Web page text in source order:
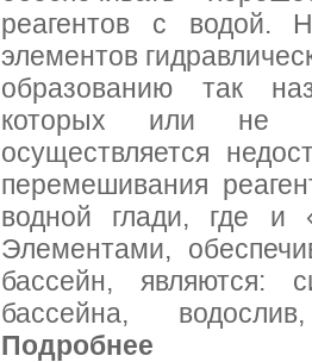
реагентов с водой.
элементов
образованию так
которых или не
осуществляется
перемешивания
водной глади, где и
Элементами,
бассейн, являются:
бассейна,
Подробнее